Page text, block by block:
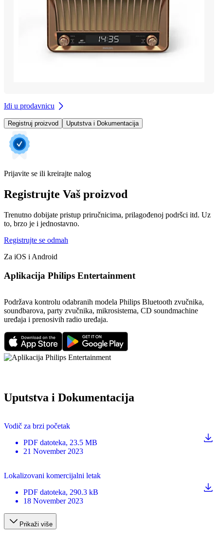
Idi u prodavnicu
Registruj proizvod Uputstva i Dokumentacija
Prijavite se ili kreirajte nalog
Registrujte Vaš proizvod
Trenutno dobijate pristup priručnicima, prilagođenoj podršci itd. Uz
to, brzo je i jednostavno.
Registrujte se odmah
Za iOS i Android
Aplikacija Philips Entertainment
Podržava kontrolu odabranih modela Philips Bluetooth zvučnika,
soundbarova, party zvučnika, mikrosistema, CD soundmachine
uređaja i prenosivih radio uređaja.
Uputstva i Dokumentacija
Vodič za brzi početak
PDF datoteka, 23.5 MB
21 November 2023
Lokalizovani komercijalni letak
PDF datoteka, 290.3 kB
18 November 2023
Prikaži više